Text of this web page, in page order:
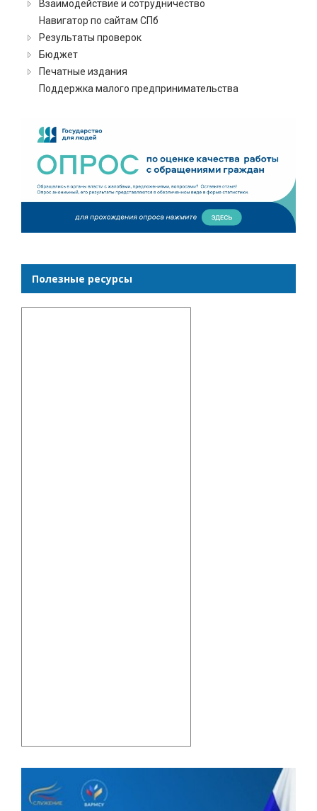
Взаимодействие и сотрудничество
Навигатор по сайтам СПб
Результаты проверок
Бюджет
Печатные издания
Поддержка малого предпринимательства
Полезные ресурсы